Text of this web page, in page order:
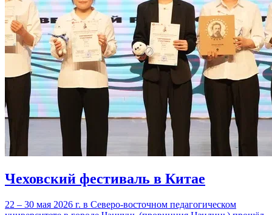
Чеховский фестиваль в Китае
22 – 30 мая 2026 г. в Северо-восточном педагогическом